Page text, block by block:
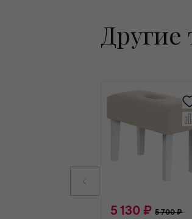
Другие
5 130 ₽ 5 700 ₽